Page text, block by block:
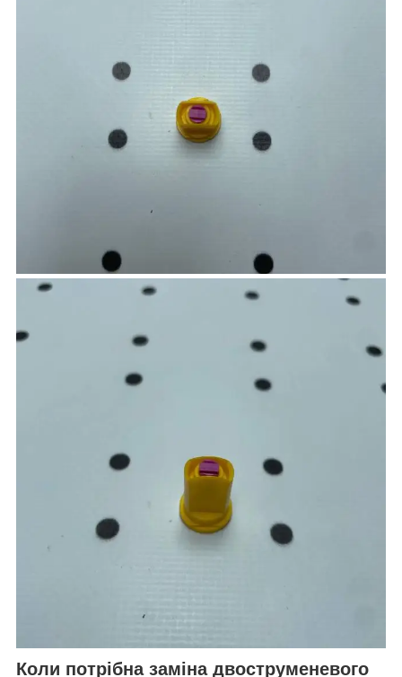
Коли потрібна заміна двоструменевого